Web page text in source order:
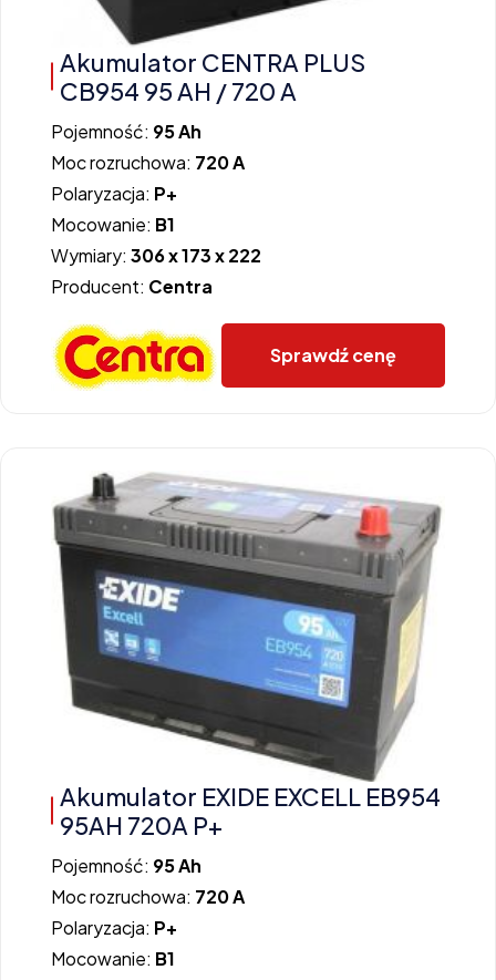
Akumulator CENTRA PLUS
CB954 95 AH / 720 A
Pojemność: 95 Ah
Moc rozruchowa: 720 A
Polaryzacja: P+
Mocowanie: B1
Wymiary: 306 x 173 x 222
Producent: Centra
Sprawdź cenę
Akumulator EXIDE EXCELL EB954
95AH 720A P+
Pojemność: 95 Ah
Moc rozruchowa: 720 A
Polaryzacja: P+
Mocowanie: B1